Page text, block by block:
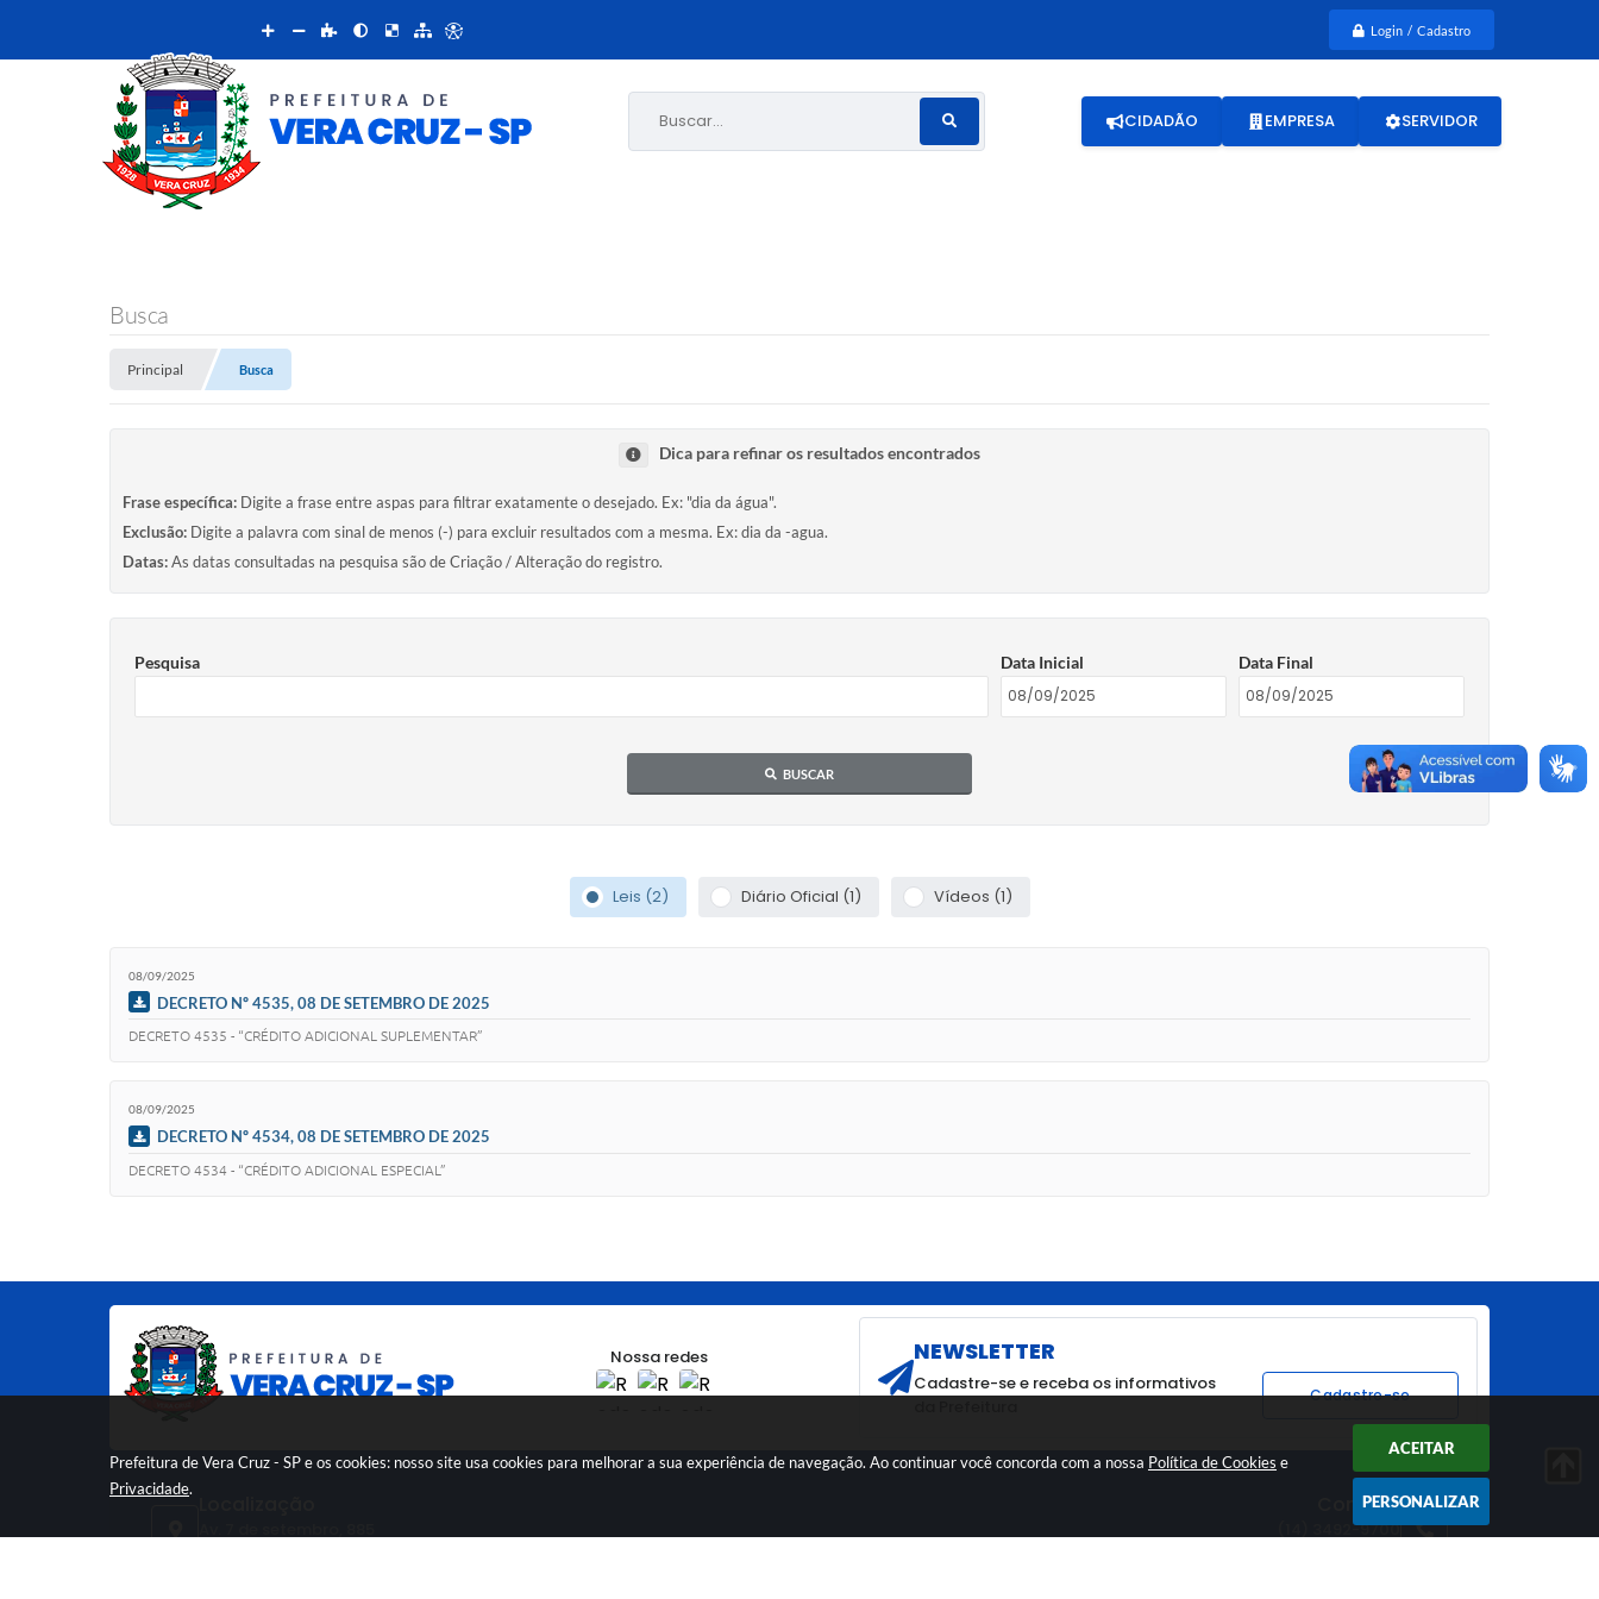
Prefeitura de Vera Cruz - SP e os cookies: nosso site usa cookies para melhorar a sua experiência de navegação. Ao continuar você concorda com a nossa Política de Cookies e
Privacidade.
ACEITAR
PERSONALIZAR
Login / Cadastro
Buscar... CIDADÃO EMPRESA SERVIDOR
Busca
Principal Busca
Dica para refinar os resultados encontrados
Frase específica: Digite a frase entre aspas para filtrar exatamente o desejado. Ex: "dia da água".
Exclusão: Digite a palavra com sinal de menos (-) para excluir resultados com a mesma. Ex: dia da -agua.
Datas:As datas consultadas na pesquisa são de Criação / Alteração do registro.
Pesquisa Data Inicial Data Final
BUSCAR
Leis (2) Diário Oficial (1) Vídeos (1)
08/09/2025
DECRETO Nº 4535, 08 DE SETEMBRO DE 2025
DECRETO 4535 - “CRÉDITO ADICIONAL SUPLEMENTAR”
08/09/2025
DECRETO Nº 4534, 08 DE SETEMBRO DE 2025
DECRETO 4534 - “CRÉDITO ADICIONAL ESPECIAL”
Contato
(14) 3492-9700
Nossa redes NEWSLETTER
Cadastre-se e receba os informativos
Cadastre-se